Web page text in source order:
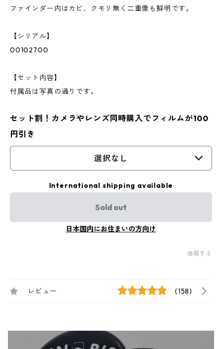
ファインダー内はカビ、クモリ無く二重像も鮮明です。
【シリアル】
00102700
【セット内容】
付属品は写真の通りです。
セット割！カメラやレンズ同時購入でフィルムが100
円引き
選択なし
International shipping available
Sold out
日本国内にお住まいの方向け
通報する
レビュー (158)